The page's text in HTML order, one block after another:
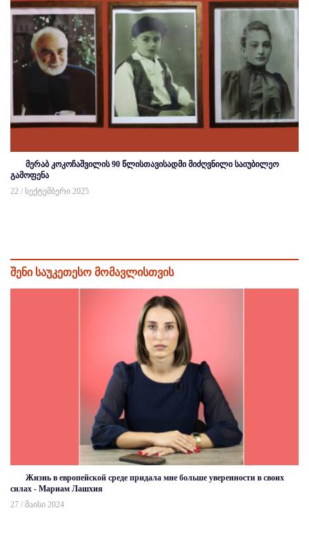
მერაბ კოკოჩაშვილის 90 წლისთავისადმი მიძღვნილი საიუბილეო
გამოფენა
22 / სექტემბერი 2025
შენი საუკეთესო მომავლისთვის
Жизнь в европейской среде придала мне больше уверенности в своих
силах - Мариам Лашхия
27 / მაისი 2024